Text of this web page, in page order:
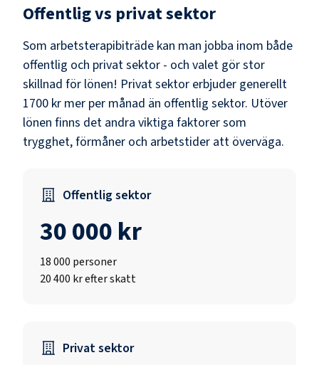
Offentlig vs privat sektor
Som arbetsterapibiträde kan man jobba inom både
offentlig och privat sektor - och valet gör stor
skillnad för lönen! Privat sektor erbjuder generellt
1700 kr mer per månad än offentlig sektor. Utöver
lönen finns det andra viktiga faktorer som
trygghet, förmåner och arbetstider att överväga.
Offentlig sektor
30 000 kr
18 000 personer
20 400 kr efter skatt
Privat sektor